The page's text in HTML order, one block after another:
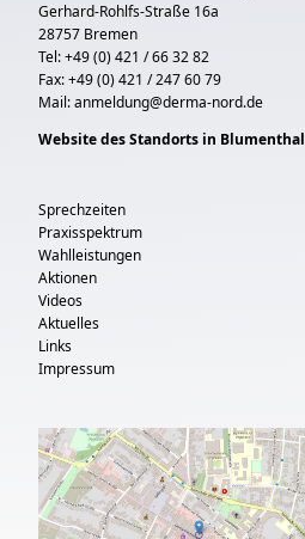
Gerhard-Rohlfs-Straße 16a
28757 Bremen
Tel: +49 (0) 421 / 66 32 82
Fax: +49 (0) 421 / 247 60 79
Mail:anmeldung@derma-nord.de
Website des Standorts in Blumenthal
Sprechzeiten
Praxisspektrum
Wahlleistungen
Aktionen
Videos
Aktuelles
Links
Impressum